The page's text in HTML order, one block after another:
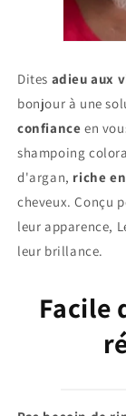
Dites adieu aux
bonjour à une
confiance en
shampoing
d'argan, riche
cheveux. Conçu
leur apparence,
leur brillance.
Facile